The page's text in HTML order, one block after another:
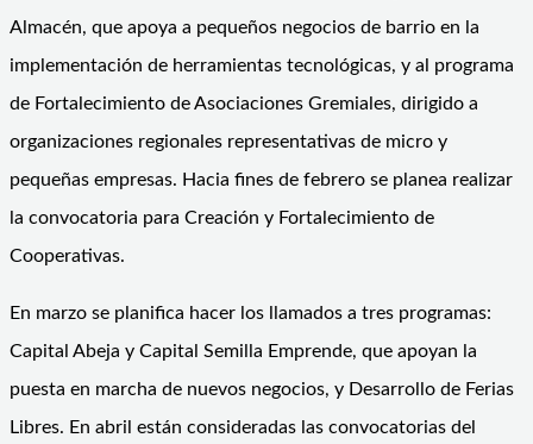
Almacén, que apoya a pequeños negocios de barrio en la
implementación de herramientas tecnológicas, y al programa
de Fortalecimiento de Asociaciones Gremiales, dirigido a
organizaciones regionales representativas de micro y
pequeñas empresas. Hacia fines de febrero se planea realizar
la convocatoria para Creación y Fortalecimiento de
Cooperativas.
En marzo se planifica hacer los llamados a tres programas:
Capital Abeja y Capital Semilla Emprende, que apoyan la
puesta en marcha de nuevos negocios, y Desarrollo de Ferias
Libres. En abril están consideradas las convocatorias del